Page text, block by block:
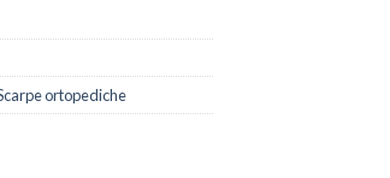
ortopediche